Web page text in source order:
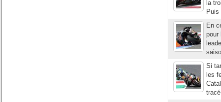
la
En
pour
Si
les